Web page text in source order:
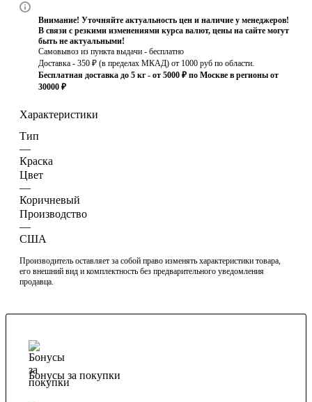
Внимание! Уточняйте актуальность цен и наличие у менеджеров!
В связи с резкими изменениями курса валют, цены на сайте могут
быть не актуальными!
Самовывоз из пункта выдачи - бесплатно
Доставка - 350 ₽ (в пределах МКАД) от 1000 руб по области.
Бесплатная доставка до 5 кг - от 5000 ₽ по Москве в регионы от
30000 ₽
Характеристики
Тип
—
Краска
Цвет
—
Коричневый
Производство
—
США
Производитель оставляет за собой право изменять характеристики товара,
его внешний вид и комплектность без предварительного уведомления
продавца.
Бонусы за покупки